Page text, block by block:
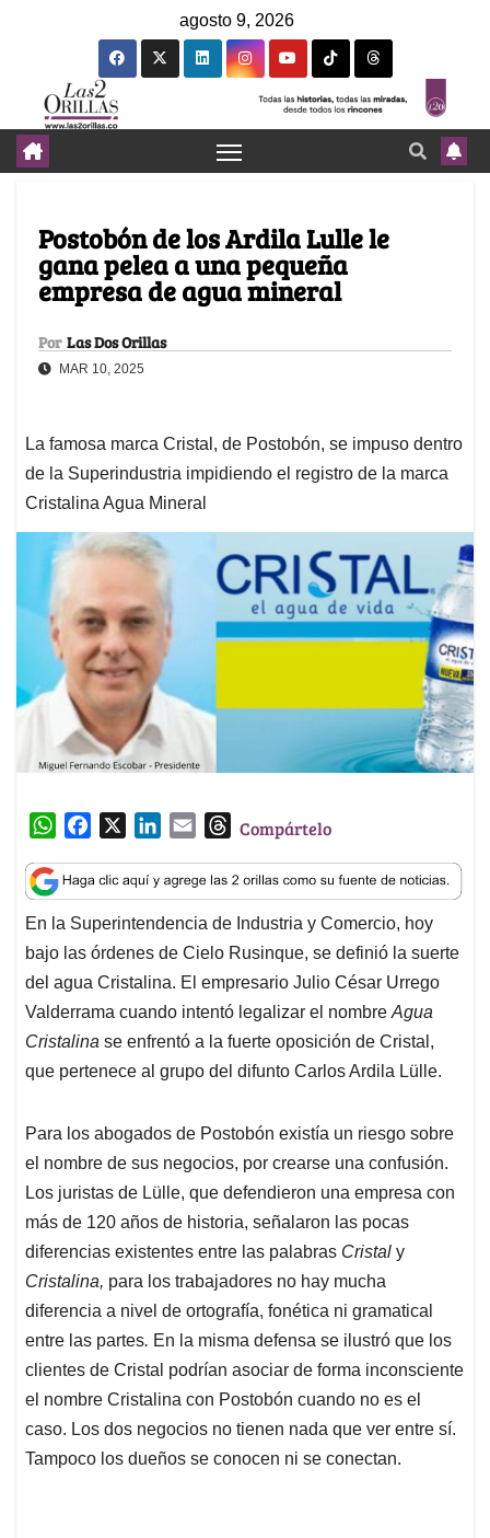
agosto 9, 2026
Postobón de los Ardila Lulle le
gana pelea a una pequeña
empresa de agua mineral
Por Las Dos Orillas
MAR 10, 2025
La famosa marca Cristal, de Postobón, se impuso dentro
de la Superindustria impidiendo el registro de la marca
Cristalina Agua Mineral
W
a
t
s
A
p
p
c
e
b
o
o
k
n
k
e
d
I
n
a
i
l
T
r
e
a
d
s
Compártelo
En la Superintendencia de Industria y Comercio, hoy
bajo las órdenes de Cielo Rusinque, se definió la suerte
del agua Cristalina. El empresario Julio César Urrego
Valderrama cuando intentó legalizar el nombre Agua
Cristalina se enfrentó a la fuerte oposición de Cristal,
que pertenece al grupo del difunto Carlos Ardila Lülle.
Para los abogados de Postobón existía un riesgo sobre
el nombre de sus negocios, por crearse una confusión.
Los juristas de Lülle, que defendieron una empresa con
más de 120 años de historia, señalaron las pocas
diferencias existentes entre las palabras Cristal y
Cristalina, para los trabajadores no hay mucha
diferencia a nivel de ortografía, fonética ni gramatical
entre las partes. En la misma defensa se ilustró que los
clientes de Cristal podrían asociar de forma inconsciente
el nombre Cristalina con Postobón cuando no es el
caso. Los dos negocios no tienen nada que ver entre sí.
Tampoco los dueños se conocen ni se conectan.